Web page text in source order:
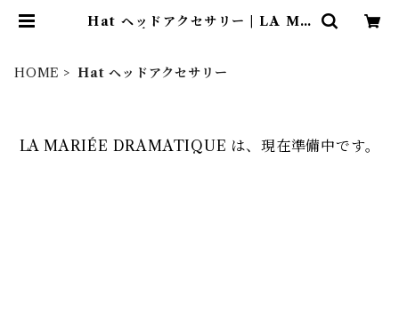
Hat ヘッドアクセサリー | LA MA
HOME Hat ヘッドアクセサリー
LA MARIÉE DRAMATIQUE は、現在準備中です。